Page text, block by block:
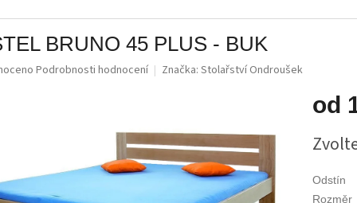
BRUNO 45 PLUS - BUK
Podrobnosti hodnocení Značka: Stolařství Ondroušek
od
cena:
Odstín
Rozměr